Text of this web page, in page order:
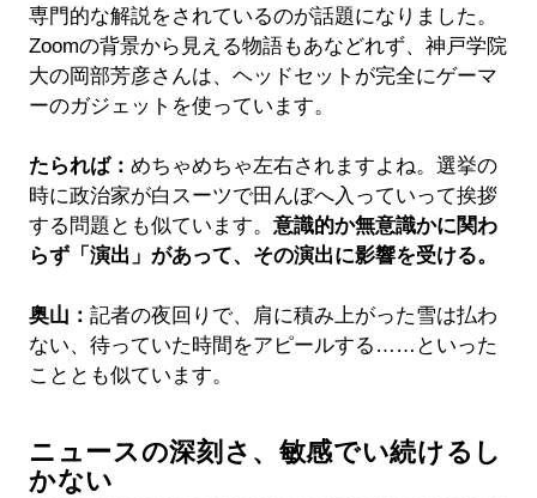
専門的な解説をされているのが話題になりました。
Zoomの背景から見える物語もあなどれず、神戸学院
大の岡部芳彦さんは、ヘッドセットが完全にゲーマ
ーのガジェットを使っています。
たられば： めちゃめちゃ左右されますよね。選挙の
時に政治家が白スーツで田んぼへ入っていって挨拶
する問題とも似ています。 意識的か無意識かに関わ
らず「演出」があって、その演出に影響を受ける。
奥山： 記者の夜回りで、肩に積み上がった雪は払わ
ない、待っていた時間をアピールする……といった
こととも似ています。
ニュースの深刻さ、敏感でい続けるし
かない